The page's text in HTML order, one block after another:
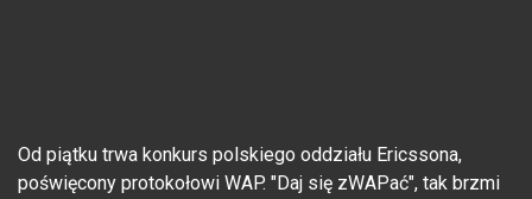
Od piątku trwa konkurs polskiego oddziału Ericssona,
poświęcony protokołowi WAP. "Daj się zWAPać", tak brzmi